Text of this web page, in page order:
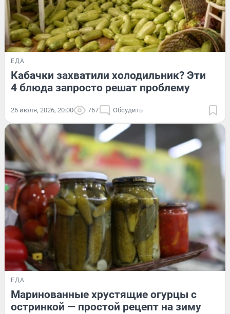
ЕДА
Кабачки захватили холодильник? Эти
4 блюда запросто решат проблему
26 июля, 2026, 20:00 767 Обсудить
ЕДА
Маринованные хрустящие огурцы с
остринкой — простой рецепт на зиму